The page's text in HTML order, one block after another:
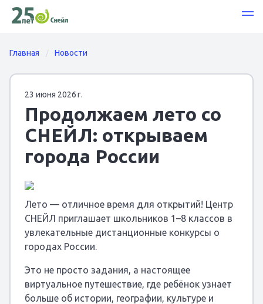
Главная Новости
23 июня 2026 г.
Продолжаем лето со
СНЕЙЛ: открываем
города России
Лето — отличное время для открытий! Центр
СНЕЙЛ приглашает школьников 1–8 классов в
увлекательные дистанционные конкурсы о
городах России.
Это не просто задания, а настоящее
виртуальное путешествие, где ребёнок узнает
больше об истории, географии, культуре и